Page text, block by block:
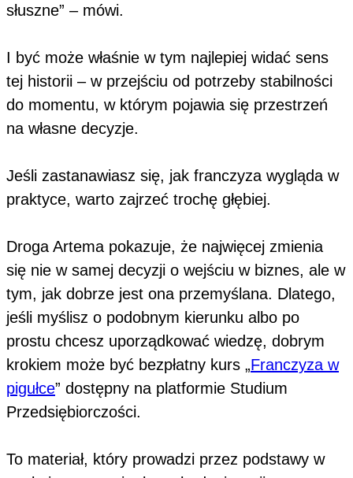
słuszne” – mówi.
I być może właśnie w tym najlepiej widać sens
tej historii – w przejściu od potrzeby stabilności
do momentu, w którym pojawia się przestrzeń
na własne decyzje.
Jeśli zastanawiasz się, jak franczyza wygląda w
praktyce, warto zajrzeć trochę głębiej.
Droga Artema pokazuje, że najwięcej zmienia
się nie w samej decyzji o wejściu w biznes, ale w
tym, jak dobrze jest ona przemyślana. Dlatego,
jeśli myślisz o podobnym kierunku albo po
prostu chcesz uporządkować wiedzę, dobrym
krokiem może być bezpłatny kurs „Franczyza w
pigułce” dostępny na platformie Studium
Przedsiębiorczości.
To materiał, który prowadzi przez podstawy w